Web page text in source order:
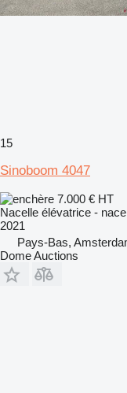
15
Sinoboom 4047
7.000 € HT
Nacelle élévatrice -
2021
Pays-Bas,
Dome Auctions